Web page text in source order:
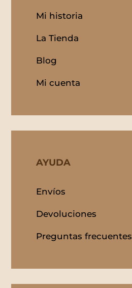
Mi historia
La Tienda
Blog
Mi cuenta
AYUDA
Envíos
Devoluciones
Preguntas frecuentes